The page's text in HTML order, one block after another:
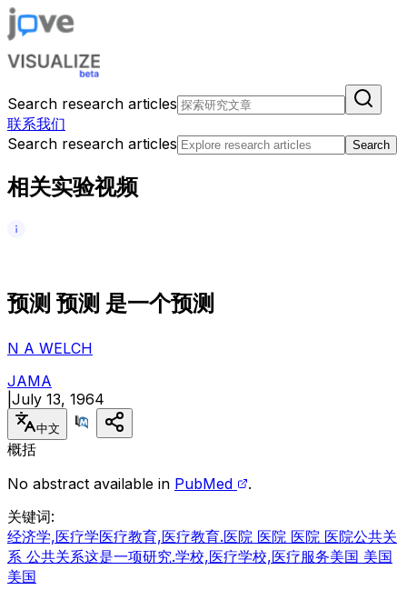
Search research articles
联系我们
Search research articles
Search
相关实验视频
预测 预测 是一个预测
N A WELCH
JAMA
July 13, 1964
中文
概括
No abstract available in PubMed
.
关键词:
经济学,医疗学医疗教育,医疗教育.医院 医院 医院 医院公共关
系 公共关系这是一项研究.学校,医疗学校,医疗服务美国 美国
美国